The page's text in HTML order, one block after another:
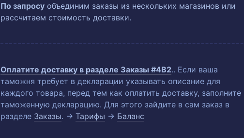
По запросу объединим заказы из нескольких магазинов или
рассчитаем стоимость доставки.
Оплатите доставку в разделе Заказы #4B2.. Если ваша
таможня требует в декларации указывать описание для
каждого товара, перед тем как оплатить доставку, заполните
таможенную декларацию. Для этого зайдите в сам заказ в
разделе Заказы. → Тарифы → Баланс